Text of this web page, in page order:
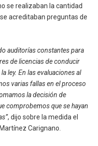
se realizaban la cantidad
acreditaban preguntas de
auditorías constantes para
de licencias de conducir
ley. En las evaluaciones al
varias fallas en el proceso
la decisión de
comprobemos que se hayan
, dijo sobre la medida el
Carignano.